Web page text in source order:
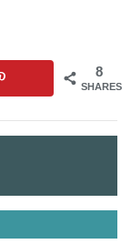
8
SHARES